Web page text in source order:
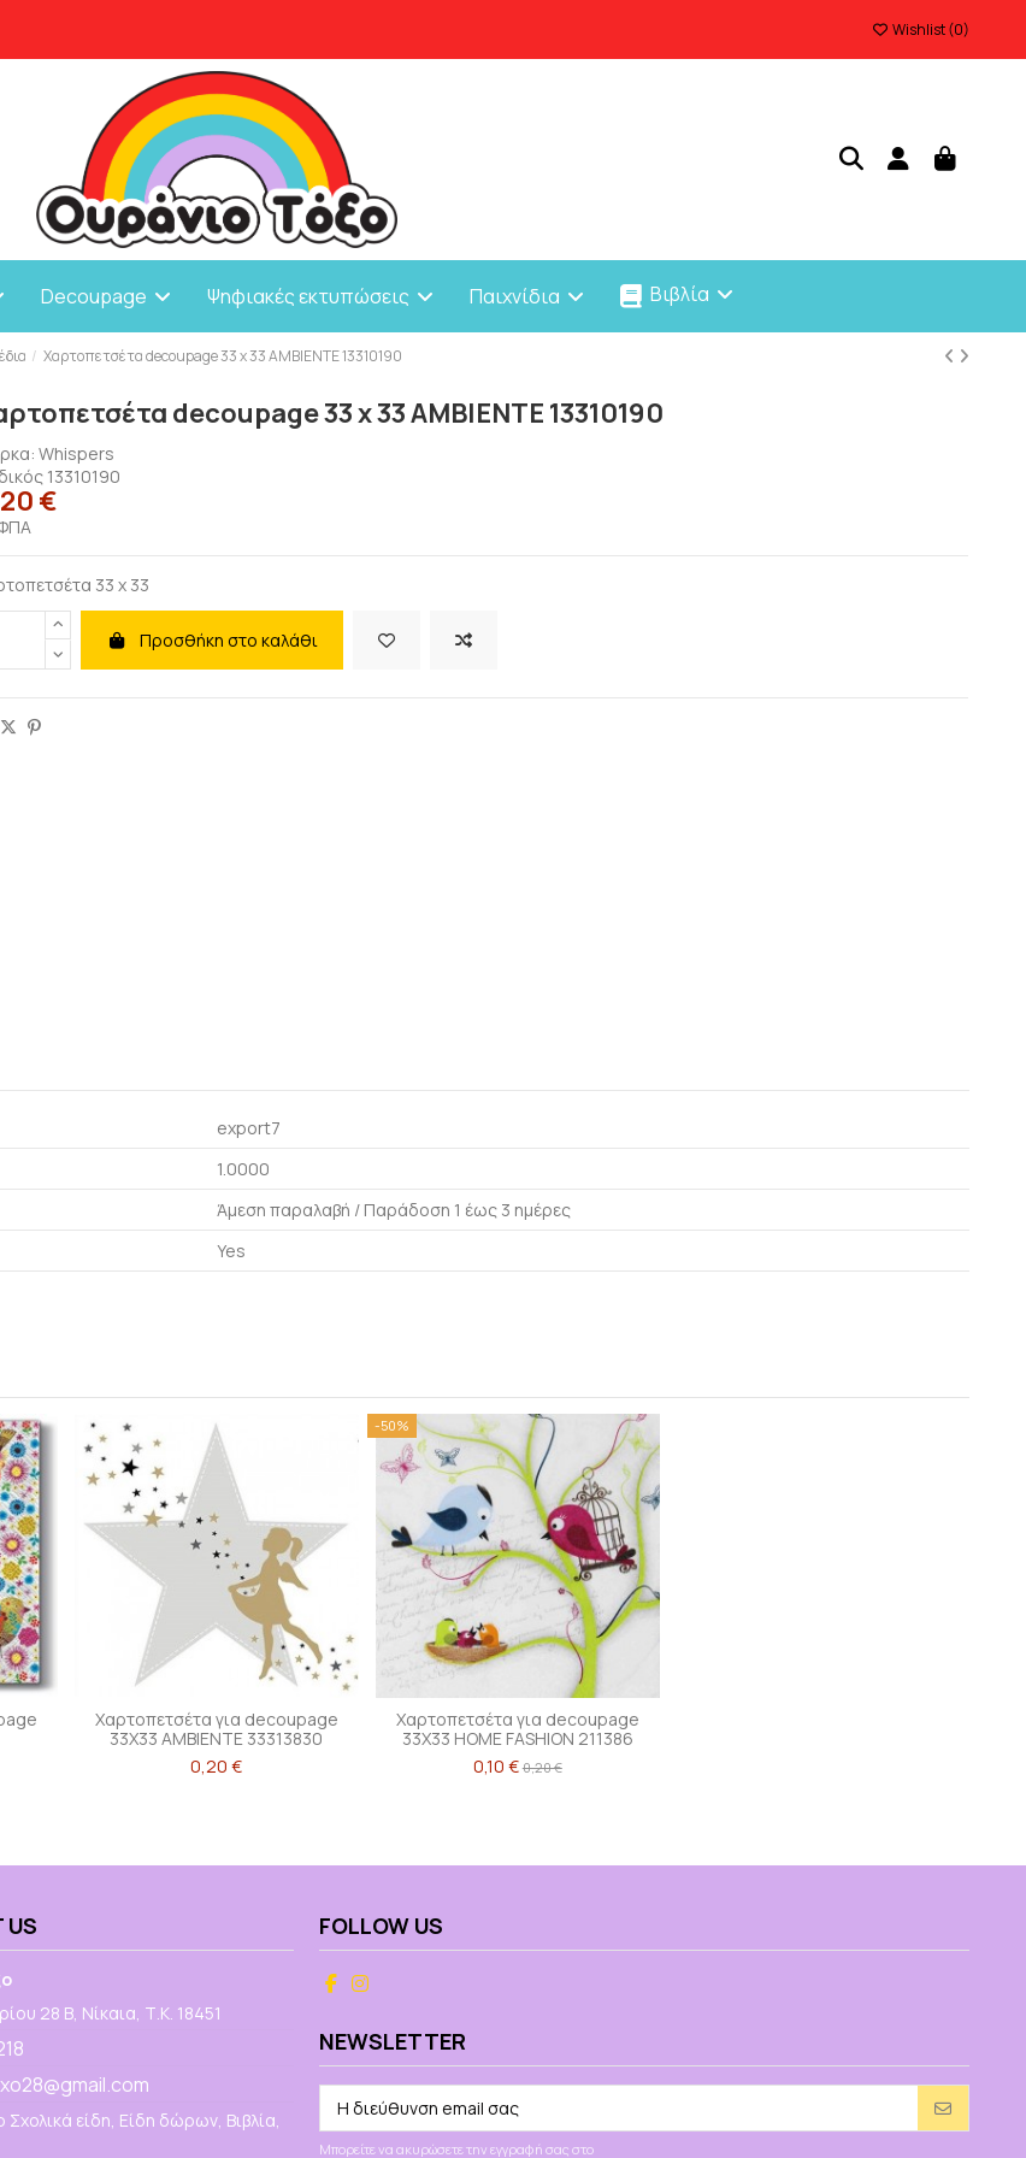
Wishlist (0)
Decoupage Ψηφιακές εκτυπώσεις Παιχνίδια Βιβλία
Χαρτοπετσέτα decoupage 33 x 33 AMBIENTE 13310190
decoupage 33 x 33 AMBIENTE 13310190
Whispers
13310190
€
33 x 33
Προσθήκη στο καλάθι
export7
1.0000
Άμεση παραλαβή / Παράδoση 1 έως 3 ημέρες
Yes
Χαρτοπετσέτα για decoupage
33Χ33 ΑΜΒΙΕΝΤΕ 33313830
0,20 €
-50%
Χαρτοπετσέτα για decoupage
33X33 HOME FASHION 211386
0,10 €0,20 €
US
28 Β, Νίκαια, Τ.Κ. 18451
είδη, Είδη δώρων, Βιβλία,
FOLLOW US
NEWSLETTER
Μπορείτε να ακυρώσετε την εγγραφή σας στο